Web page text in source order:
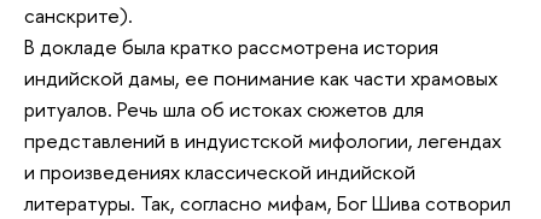
санскрите).
В докладе была кратко рассмотрена история
индийской дамы, ее понимание как части храмовых
ритуалов. Речь шла об истоках сюжетов для
представлений в индуистской мифологии, легендах
и произведениях классической индийской
литературы. Так, согласно мифам, Бог Шива сотворил